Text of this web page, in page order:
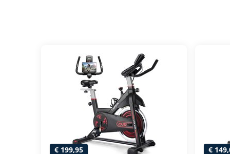
€ 199,95 €